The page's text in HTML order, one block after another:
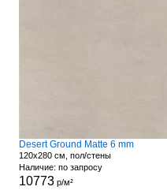
Desert Ground Matte 6 mm
120x280 см, пол/стены
Наличие: по запросу
10773р/м²